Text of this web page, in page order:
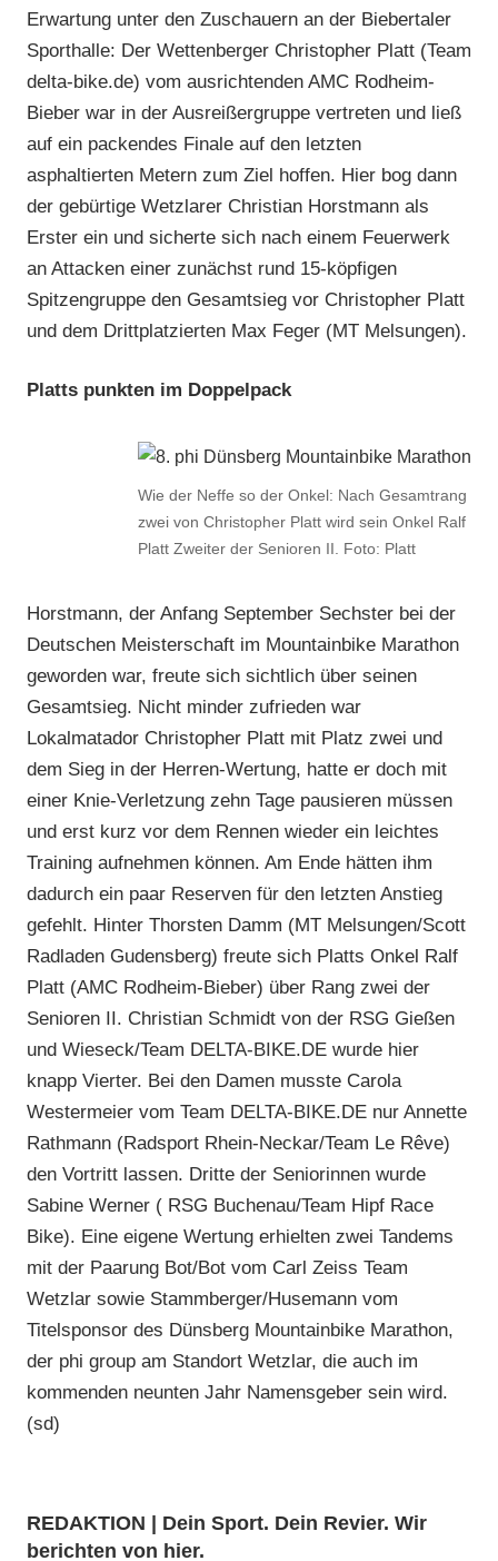
Erwartung unter den Zuschauern an der Biebertaler
Sporthalle: Der Wettenberger Christopher Platt (Team
delta-bike.de) vom ausrichtenden AMC Rodheim-
Bieber war in der Ausreißergruppe vertreten und ließ
auf ein packendes Finale auf den letzten
asphaltierten Metern zum Ziel hoffen. Hier bog dann
der gebürtige Wetzlarer Christian Horstmann als
Erster ein und sicherte sich nach einem Feuerwerk
an Attacken einer zunächst rund 15-köpfigen
Spitzengruppe den Gesamtsieg vor Christopher Platt
und dem Drittplatzierten Max Feger (MT Melsungen).
Platts punkten im Doppelpack
Wie der Neffe so der Onkel: Nach Gesamtrang
zwei von Christopher Platt wird sein Onkel Ralf
Platt Zweiter der Senioren II. Foto: Platt
Horstmann, der Anfang September Sechster bei der
Deutschen Meisterschaft im Mountainbike Marathon
geworden war, freute sich sichtlich über seinen
Gesamtsieg. Nicht minder zufrieden war
Lokalmatador Christopher Platt mit Platz zwei und
dem Sieg in der Herren-Wertung, hatte er doch mit
einer Knie-Verletzung zehn Tage pausieren müssen
und erst kurz vor dem Rennen wieder ein leichtes
Training aufnehmen können. Am Ende hätten ihm
dadurch ein paar Reserven für den letzten Anstieg
gefehlt. Hinter Thorsten Damm (MT Melsungen/Scott
Radladen Gudensberg) freute sich Platts Onkel Ralf
Platt (AMC Rodheim-Bieber) über Rang zwei der
Senioren II. Christian Schmidt von der RSG Gießen
und Wieseck/Team DELTA-BIKE.DE wurde hier
knapp Vierter. Bei den Damen musste Carola
Westermeier vom Team DELTA-BIKE.DE nur Annette
Rathmann (Radsport Rhein-Neckar/Team Le Rêve)
den Vortritt lassen. Dritte der Seniorinnen wurde
Sabine Werner ( RSG Buchenau/Team Hipf Race
Bike). Eine eigene Wertung erhielten zwei Tandems
mit der Paarung Bot/Bot vom Carl Zeiss Team
Wetzlar sowie Stammberger/Husemann vom
Titelsponsor des Dünsberg Mountainbike Marathon,
der phi group am Standort Wetzlar, die auch im
kommenden neunten Jahr Namensgeber sein wird.
(sd)
REDAKTION | Dein Sport. Dein Revier. Wir
berichten von hier.